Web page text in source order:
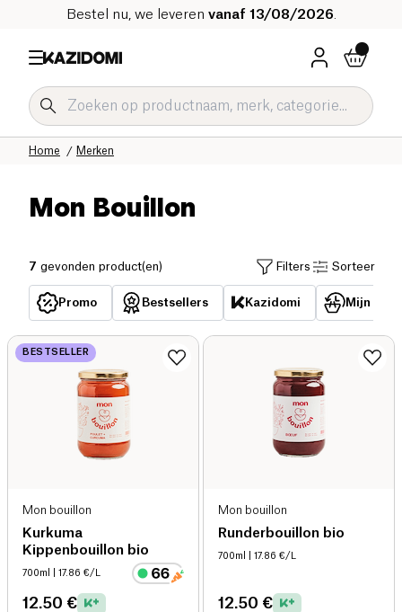
Bestel nu, we leveren vanaf 13/08/2026
Merken
Home
Mon Bouillon
7 gevonden product(en) Filters Sorteer
Promo Bestsellers Kazidomi Mijn
BESTSELLER
Mon bouillon
Kurkuma
Kippenbouillon bio
700ml | 17.86 €/L
12.50 €
Mon bouillon
Runderbouillon bio
700ml | 17.86 €/L
12.50 €